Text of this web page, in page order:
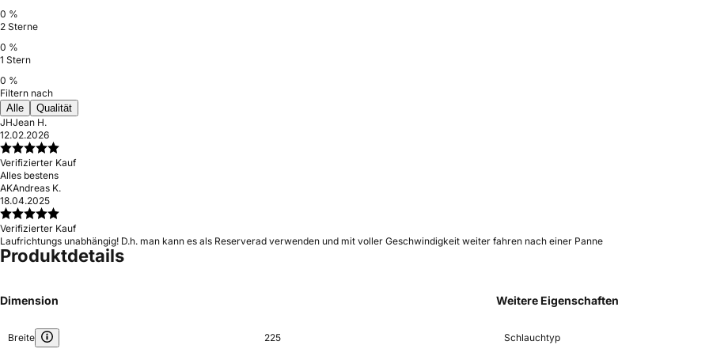
0 %
2 Sterne
0 %
1 Stern
0 %
Filtern nach
Alle
Qualität
JHJean H.
12.02.2026
Verifizierter Kauf
Alles bestens
AKAndreas K.
18.04.2025
Verifizierter Kauf
Laufrichtungs unabhängig! D.h. man kann es als Reserverad verwenden und mit voller Geschwindigkeit weiter fahren nach einer Panne
Produktdetails
Dimension
Breite 225
Weitere Eigenschaften
Schlauchtyp